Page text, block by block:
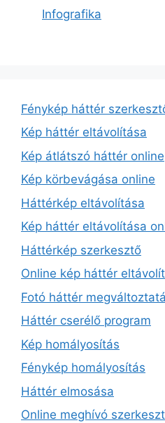
Infografika
Fénykép háttér
Kép háttér eltávolítása
Kép átlátszó háttér online
Kép körbevágása online
Háttérkép eltávolítása
Kép háttér eltávolítása
Háttérkép szerkesztő
Online kép háttér
Fotó háttér
Háttér cserélő program
Kép homályosítás
Fénykép homályosítás
Háttér elmosása
Online meghívó